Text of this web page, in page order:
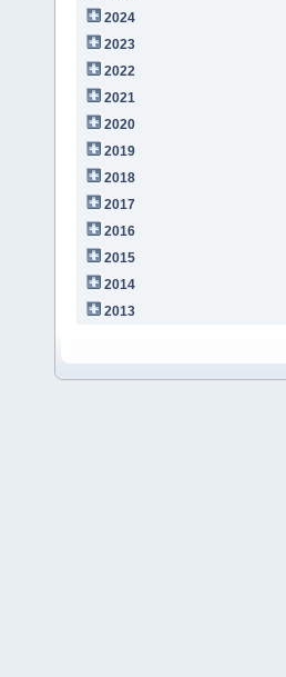
2024
2023
2022
2021
2020
2019
2018
2017
2016
2015
2014
2013